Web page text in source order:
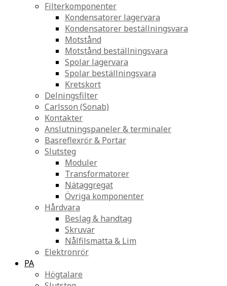
Filterkomponenter
Kondensatorer lagervara
Kondensatorer beställningsvara
Motstånd
Motstånd beställningsvara
Spolar lagervara
Spolar beställningsvara
Kretskort
Delningsfilter
Carlsson (Sonab)
Kontakter
Anslutningspaneler & terminaler
Basreflexrör & Portar
Slutsteg
Moduler
Transformatorer
Nätaggregat
Övriga komponenter
Hårdvara
Beslag & handtag
Skruvar
Nålfilsmatta & Lim
Elektronrör
PA
Högtalare